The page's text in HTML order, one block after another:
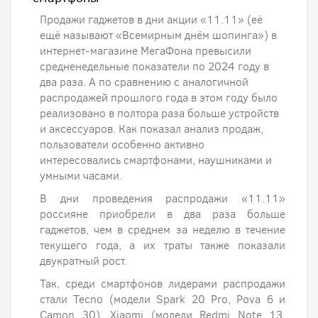
Продажи гаджетов в дни акции «11.11» (её
ещё называют «Всемирным днём шопинга») в
интернет-магазине МегаФона превысили
средненедельные показатели по 2024 году в
два раза. А по сравнению с аналогичной
распродажей прошлого года в этом году было
реализовано в полтора раза больше устройств
и аксессуаров. Как показал анализ продаж,
пользователи особенно активно
интересовались смартфонами, наушниками и
умными часами.
В дни проведения распродажи «11.11»
россияне приобрели в два раза больше
гаджетов, чем в среднем за неделю в течение
текущего года, а их траты также показали
двукратный рост.
Так, среди смартфонов лидерами распродажи
стали Tecno (модели Spark 20 Pro, Pova 6 и
Camon 30), Xiaomi (модели Redmi Note 13,